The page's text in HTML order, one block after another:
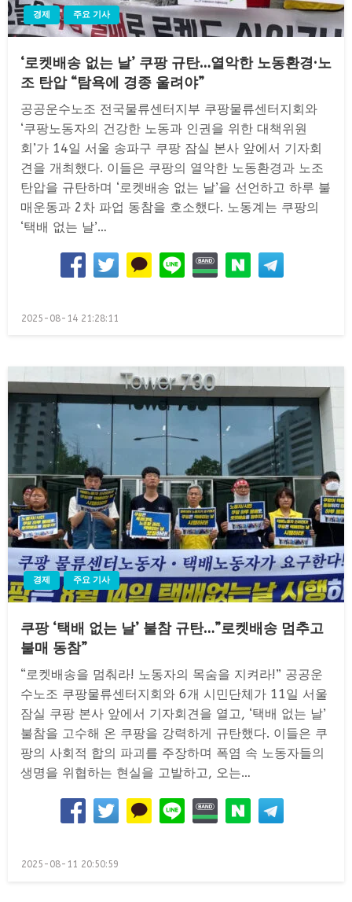
경제 주요 기사
‘로켓배송 없는 날’ 쿠팡 규탄…열악한 노동환경·노
조 탄압 “탐욕에 경종 울려야”
공공운수노조 전국물류센터지부 쿠팡물류센터지회와
‘쿠팡노동자의 건강한 노동과 인권을 위한 대책위원
회’가 14일 서울 송파구 쿠팡 잠실 본사 앞에서 기자회
견을 개최했다. 이들은 쿠팡의 열악한 노동환경과 노조
탄압을 규탄하며 ‘로켓배송 없는 날’을 선언하고 하루 불
매운동과 2차 파업 동참을 호소했다. 노동계는 쿠팡의
‘택배 없는 날’…
Posted
2025-08-14 21:28:11
경제 주요 기사
쿠팡 ‘택배 없는 날’ 불참 규탄…”로켓배송 멈추고
불매 동참”
“로켓배송을 멈춰라! 노동자의 목숨을 지켜라!” 공공운
수노조 쿠팡물류센터지회와 6개 시민단체가 11일 서울
잠실 쿠팡 본사 앞에서 기자회견을 열고, ‘택배 없는 날’
불참을 고수해 온 쿠팡을 강력하게 규탄했다. 이들은 쿠
팡의 사회적 합의 파괴를 주장하며 폭염 속 노동자들의
생명을 위협하는 현실을 고발하고, 오는…
Posted
2025-08-11 20:50:59